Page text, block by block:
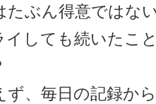
たぶん得意ではな
イしても続いたこ
ず、毎日の記録か